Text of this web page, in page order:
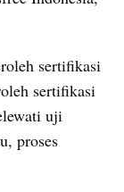
sertifikasi
sertifikasi
uji
proses